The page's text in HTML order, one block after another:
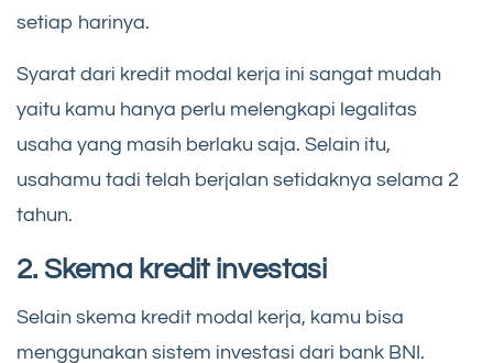
setiap harinya.
Syarat dari kredit modal kerja ini sangat mudah
yaitu kamu hanya perlu melengkapi legalitas
usaha yang masih berlaku saja. Selain itu,
usahamu tadi telah berjalan setidaknya selama 2
tahun.
2. Skema kredit investasi
Selain skema kredit modal kerja, kamu bisa
menggunakan sistem investasi dari bank BNI.